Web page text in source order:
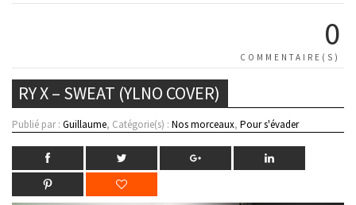
0
COMMENTAIRE(S)
RY X – SWEAT (YLNO COVER)
Publié par : Guillaume, Catégorie(s) : Nos morceaux, Pour s'évader